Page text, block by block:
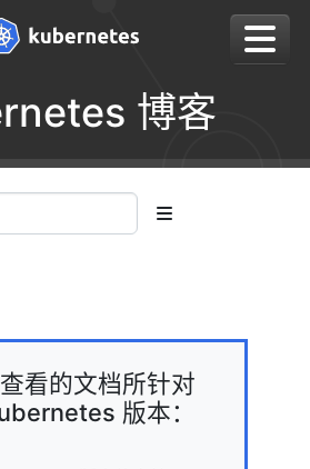
博客
看的文档所针对
版本：